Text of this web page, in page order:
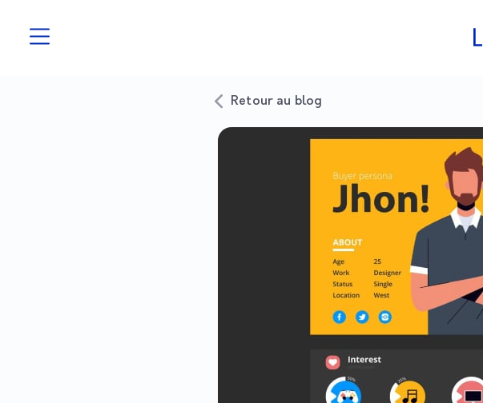
Retour au blog